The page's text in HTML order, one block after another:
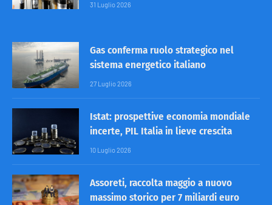
31 Luglio 2026
Gas conferma ruolo strategico nel
sistema energetico italiano
27 Luglio 2026
Istat: prospettive economia mondiale
incerte, PIL Italia in lieve crescita
10 Luglio 2026
Assoreti, raccolta maggio a nuovo
massimo storico per 7 miliardi euro